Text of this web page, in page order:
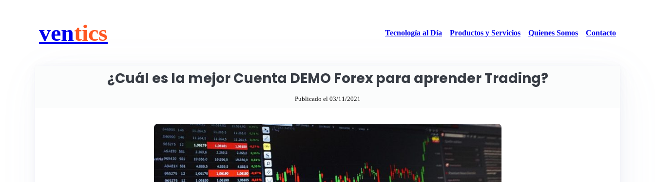
ventics Tecnología al Día Productos y Servicios Quienes Somos Contacto
¿Cuál es la mejor Cuenta DEMO Forex para aprender Trading?
Publicado el 03/11/2021